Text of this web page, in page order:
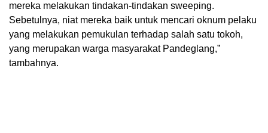
mereka melakukan tindakan-tindakan sweeping.
Sebetulnya, niat mereka baik untuk mencari oknum pelaku
yang melakukan pemukulan terhadap salah satu tokoh,
yang merupakan warga masyarakat Pandeglang,”
tambahnya.